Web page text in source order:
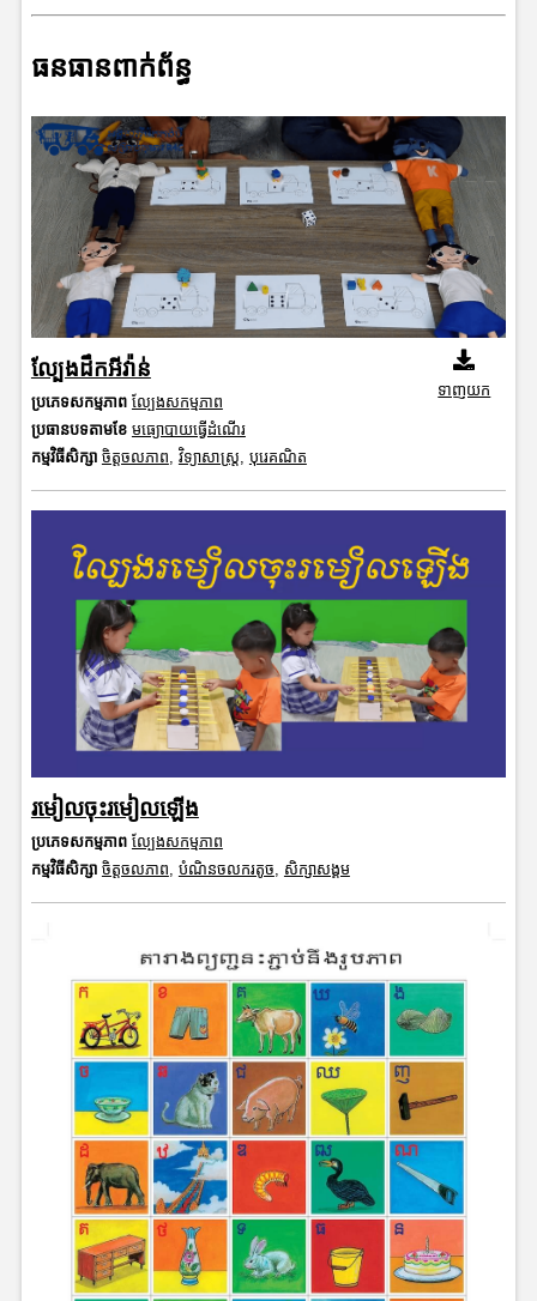
ធនធានពាក់ព័ន្ធ
ល្បែងដឹកអីវ៉ាន់
ប្រភេទសកម្មភាព ល្បែងសកម្មភាព
ប្រធានបទតាមខែ មធ្យោបាយធ្វើដំណើរ
កម្មវិធីសិក្សា ចិត្តចលភាព, វិទ្យាសាស្រ្ត, បុរេគណិត
ទាញយក
រមៀលចុះរមៀលឡើង
ប្រភេទសកម្មភាព ល្បែងសកម្មភាព
កម្មវិធីសិក្សា ចិត្តចលភាព, បំណិនចលករតូច, សិក្សាសង្គម